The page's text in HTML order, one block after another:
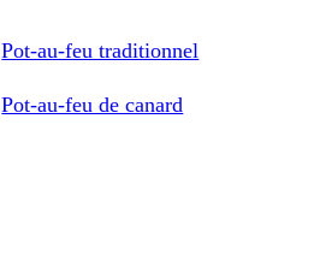
Pot-au-feu traditionnel
Pot-au-feu de canard